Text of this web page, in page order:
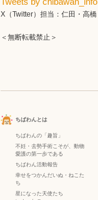
X（Twitter）担当：仁田・高橋
＜無断転載禁止＞
ちばわんとは
ちばわんの「趣旨」
不妊・去勢手術こそが、動物
愛護の第一歩である
ちばわん活動報告
幸せをつかんだいぬ・ねこた
ち
星になった天使たち